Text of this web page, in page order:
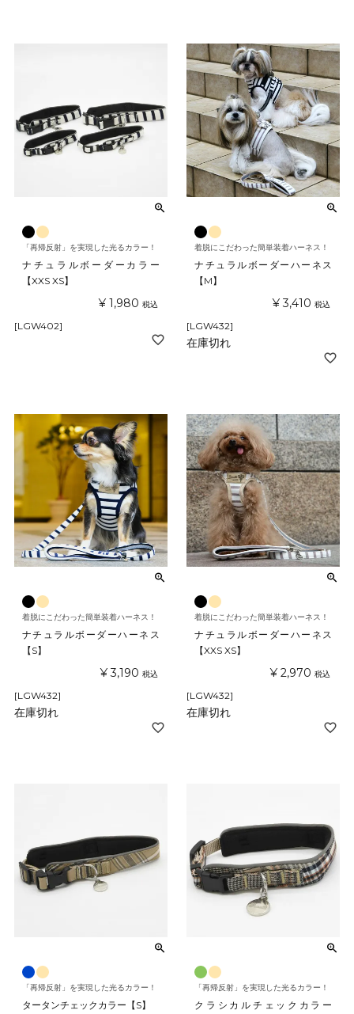
「再帰反射」を実現した光るカラー！
ナチュラルボーダーカラー
【XXS XS】
¥ 1,980 税込
[LGW402]
着脱にこだわった簡単装着ハーネス！
ナチュラルボーダーハーネス
【M】
¥ 3,410 税込
[LGW432]
在庫切れ
着脱にこだわった簡単装着ハーネス！
ナチュラルボーダーハーネス
【S】
¥ 3,190 税込
[LGW432]
在庫切れ
着脱にこだわった簡単装着ハーネス！
ナチュラルボーダーハーネス
【XXS XS】
¥ 2,970 税込
[LGW432]
在庫切れ
「再帰反射」を実現した光るカラー！
タータンチェックカラー【S】
「再帰反射」を実現した光るカラー！
クラシカルチェックカラー